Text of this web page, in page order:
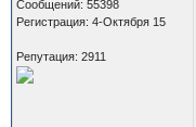
Сообщений: 55398
Регистрация: 4-Октября 15
Репутация: 2911